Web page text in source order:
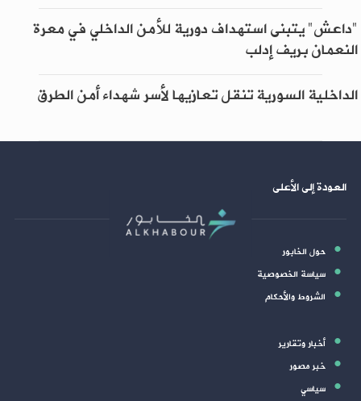
"داعش" يتبنى استهداف دورية للأمن الداخلي في معرة
النعمان بريف إدلب
الداخلية السورية تنقل تعازيها لأسر شهداء أمن الطرق
العودة إلى الأعلى
حول الخابور
سياسة الخصوصية
الشروط والأحكام
أخبار وتقارير
خبر مصور
سياسي